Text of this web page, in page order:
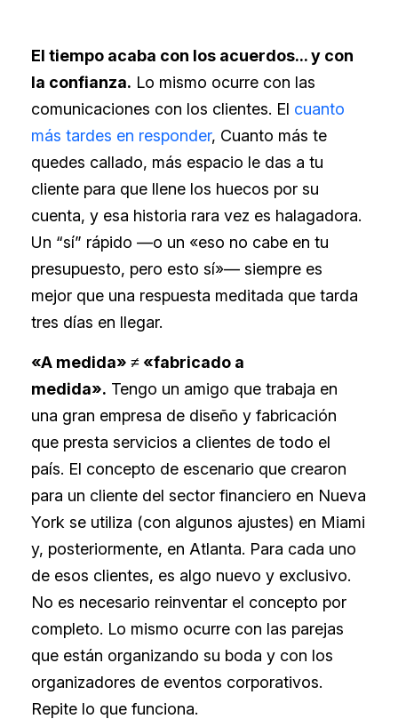
El tiempo acaba con los acuerdos... y con
la confianza. Lo mismo ocurre con las
comunicaciones con los clientes. El cuanto
más tardes en responder, Cuanto más te
quedes callado, más espacio le das a tu
cliente para que llene los huecos por su
cuenta, y esa historia rara vez es halagadora.
Un “sí” rápido —o un «eso no cabe en tu
presupuesto, pero esto sí»— siempre es
mejor que una respuesta meditada que tarda
tres días en llegar.
«A medida» ≠ «fabricado a
medida». Tengo un amigo que trabaja en
una gran empresa de diseño y fabricación
que presta servicios a clientes de todo el
país. El concepto de escenario que crearon
para un cliente del sector financiero en Nueva
York se utiliza (con algunos ajustes) en Miami
y, posteriormente, en Atlanta. Para cada uno
de esos clientes, es algo nuevo y exclusivo.
No es necesario reinventar el concepto por
completo. Lo mismo ocurre con las parejas
que están organizando su boda y con los
organizadores de eventos corporativos.
Repite lo que funciona.